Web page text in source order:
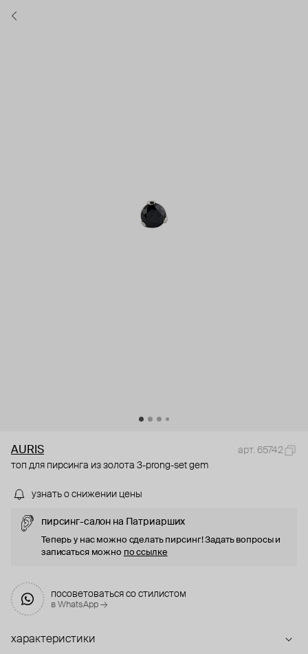
AURIS
арт. 65742
топ для пирсинга из золота 3-prong-set gem
узнать о снижении цены
пирсинг-салон на Патриарших
Теперь у нас можно сделать пирсинг! Задать вопросы и
записаться можно по ссылке
посоветоваться со стилистом
в WhatsApp →
характеристики